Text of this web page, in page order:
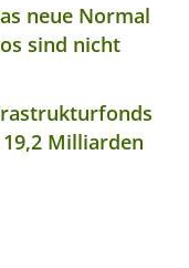
neue Normal
sind nicht
Milliarden